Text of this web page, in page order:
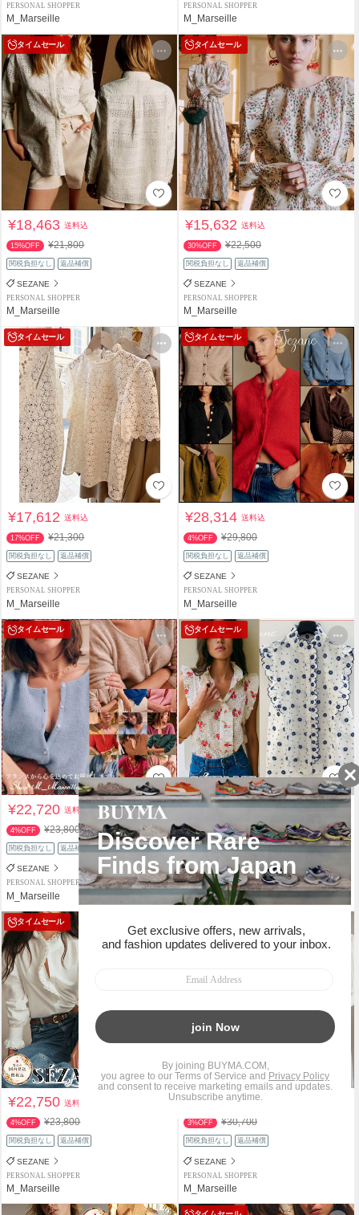
PERSONAL SHOPPER
M_Marseille
PERSONAL SHOPPER
M_Marseille
タイムセール
¥18,463送料込
15%OFF ¥21,800
関税負担なし 返品補償
SEZANE
PERSONAL SHOPPER
M_Marseille
タイムセール
¥15,632送料込
30%OFF ¥22,500
関税負担なし 返品補償
SEZANE
PERSONAL SHOPPER
M_Marseille
タイムセール
¥17,612送料込
17%OFF ¥21,300
関税負担なし 返品補償
SEZANE
PERSONAL SHOPPER
M_Marseille
タイムセール
¥28,314送料込
4%OFF ¥29,800
関税負担なし 返品補償
SEZANE
PERSONAL SHOPPER
M_Marseille
タイムセール
¥22,720送料込
4%OFF ¥23,800
関税負担なし 返品補償
SEZANE
PERSONAL SHOPPER
M_Marseille
タイムセール
¥21,572送料込
4%OFF ¥22,600
関税負担なし 返品補償
SEZANE
PERSONAL SHOPPER
M_Marseille
タイムセール
¥22,750送料込
4%OFF ¥23,800
関税負担なし 返品補償
SEZANE
PERSONAL SHOPPER
M_Marseille
¥29,680送料込
3%OFF ¥30,700
関税負担なし 返品補償
SEZANE
PERSONAL SHOPPER
M_Marseille